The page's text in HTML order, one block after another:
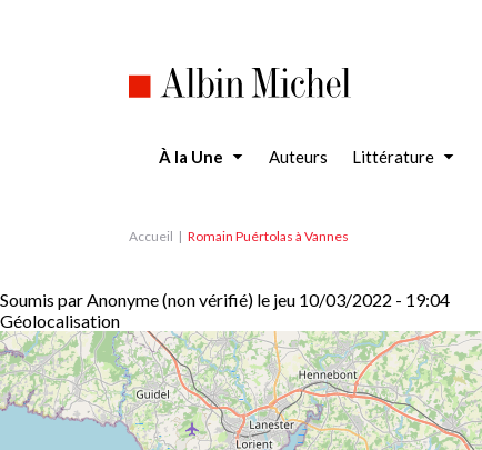
À la Une Auteurs Littérature
Accueil Romain Puértolas à Vannes
Soumis parAnonyme (non vérifié) le jeu 10/03/2022 - 19:04
Géolocalisation